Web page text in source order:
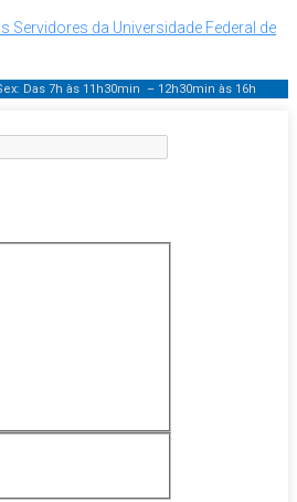
Servidores da Universidade Federal de
Das 7h às 11h30min – 12h30min às 16h